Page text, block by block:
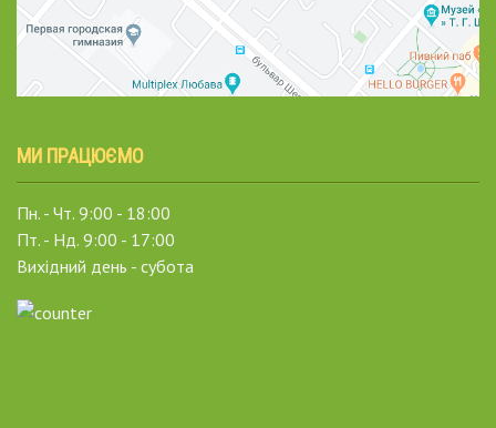
МИ ПРАЦЮЄМО
Пн. - Чт. 9:00 - 18:00
Пт. - Нд. 9:00 - 17:00
Вихідний день - субота